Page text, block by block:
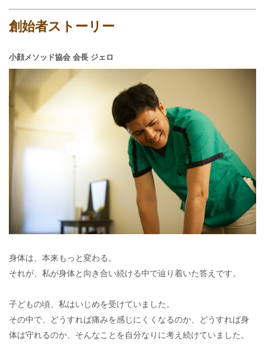
創始者ストーリー
小顔メソッド協会 会長 ジェロ
身体は、本来もっと変わる。
それが、私が身体と向き合い続ける中で辿り着いた答えです。
子どもの頃、私はいじめを受けていました。
その中で、どうすれば痛みを感じにくくなるのか、どうすれば身
体は守れるのか、そんなことを自分なりに考え続けていました。